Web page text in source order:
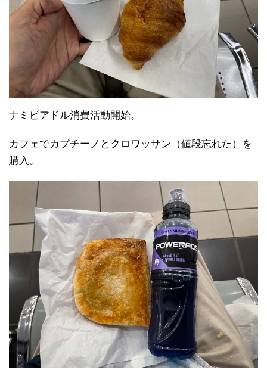
ナミビアドル消費活動開始。
カフェでカプチーノとクロワッサン（値段忘れた）を
購入。